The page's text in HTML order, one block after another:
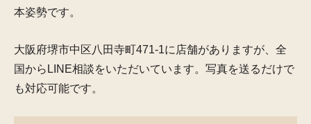
本姿勢です。
大阪府堺市中区八田寺町471-1に店舗がありますが、全
国からLINE相談をいただいています。写真を送るだけで
も対応可能です。